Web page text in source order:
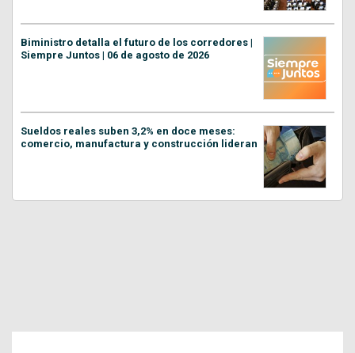
Biministro detalla el futuro de los corredores |
Siempre Juntos | 06 de agosto de 2026
Sueldos reales suben 3,2% en doce meses:
comercio, manufactura y construcción lideran